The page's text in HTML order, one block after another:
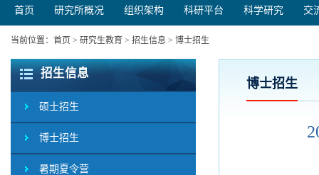
首页 研究所概况 组织架构 科研平台 科学研究 交
当前位置： 首页 > 研究生教育 > 招生信息 > 博士招生
招生信息
硕士招生
博士招生
暑期夏令营
博士招生